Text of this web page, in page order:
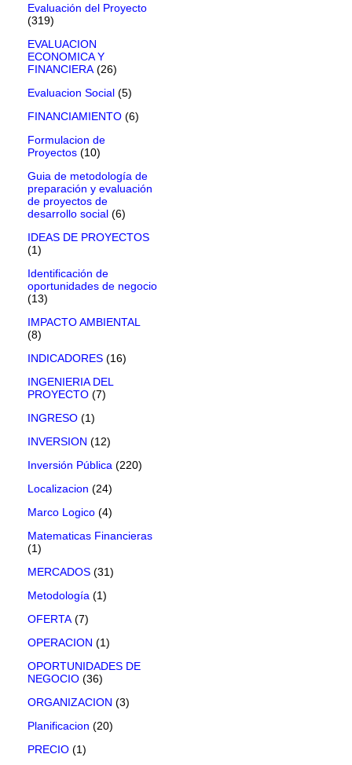
Evaluación del Proyecto
(319)
EVALUACION
ECONOMICA Y
FINANCIERA (26)
Evaluacion Social (5)
FINANCIAMIENTO (6)
Formulacion de
Proyectos (10)
Guia de metodología de
preparación y evaluación
de proyectos de
desarrollo social (6)
IDEAS DE PROYECTOS
(1)
Identificación de
oportunidades de negocio
(13)
IMPACTO AMBIENTAL
(8)
INDICADORES (16)
INGENIERIA DEL
PROYECTO (7)
INGRESO (1)
INVERSION (12)
Inversión Pública (220)
Localizacion (24)
Marco Logico (4)
Matematicas Financieras
(1)
MERCADOS (31)
Metodología (1)
OFERTA (7)
OPERACION (1)
OPORTUNIDADES DE
NEGOCIO (36)
ORGANIZACION (3)
Planificacion (20)
PRECIO (1)